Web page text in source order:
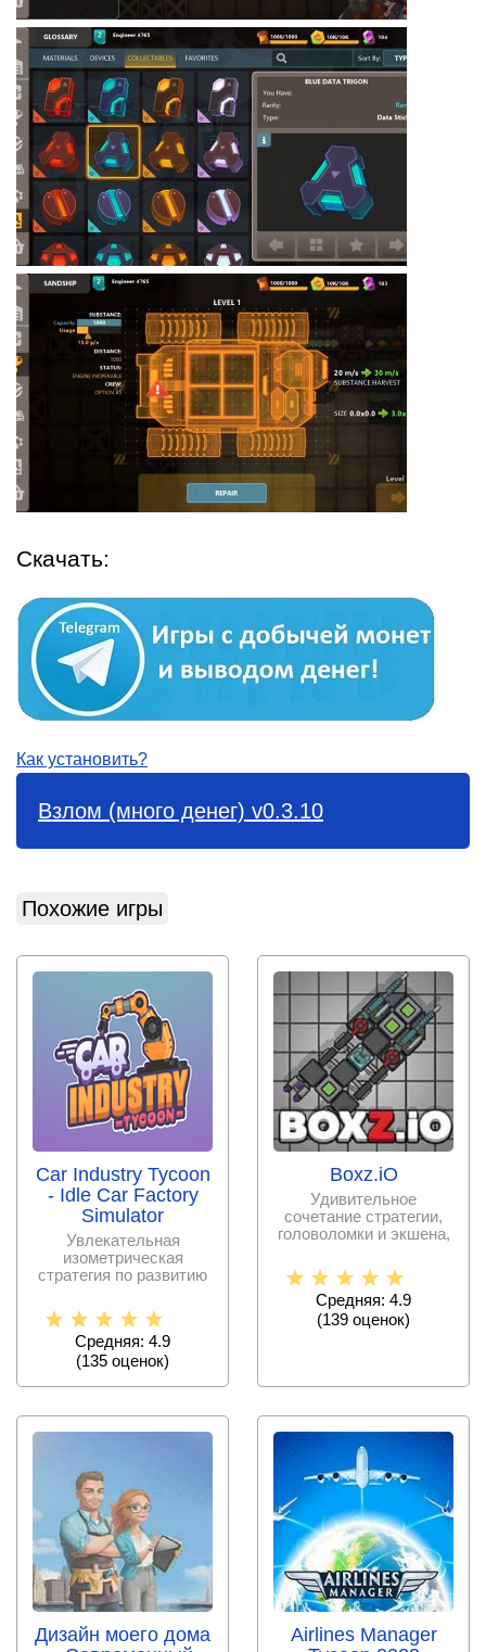
Скачать:
Как установить?
Взлом (много денег) v0.3.10
Похожие игры
Car Industry Tycoon
- Idle Car Factory
Simulator
Увлекательная
изометрическая
стратегия по развитию
автомобильного
завода,
Средняя: 4.9
(135 оценок)
Boxz.iO
Удивительное
сочетание стратегии,
головоломки и экшена,
Средняя: 4.9
(139 оценок)
Дизайн моего дома
Airlines Manager